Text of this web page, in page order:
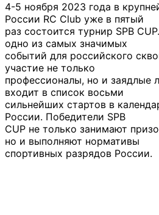
4-5 ноября 2023 года в
России RC Club уже в пятый
раз состоится турнир SPB
одно из самых значимых
событий для российского
участие не только
профессионалы, но и заядлые
входит в список восьми
сильнейших стартов в
России. Победители SPB
CUP не только занимают
но и выполняют нормативы
спортивных разрядов России.